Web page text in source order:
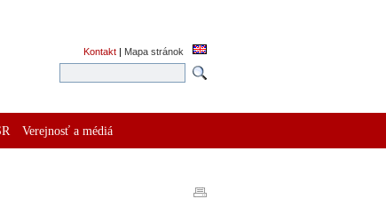
Kontakt | Mapa stránok
Verejnosť a médiá